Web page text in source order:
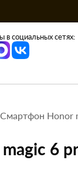
в социальных сетях:
Смартфон Honor
6